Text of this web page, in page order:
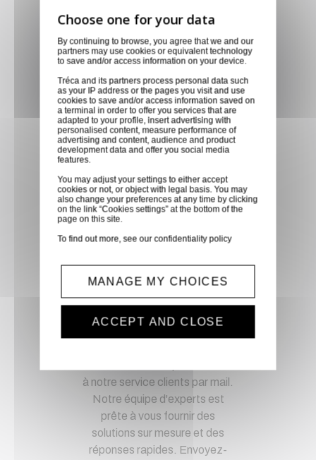
Livraison via GLS
Retirer vos produits
faites vous livrer chez vous ou
dans les points relais de notre
partenaire GLS, partout en
France métropolitaine et en
Europe entre 24h et 48h après
mise à disposition des produits
à notre transporteur.
Service client
à notre service clients par mail.
Notre équipe d'experts est
prête à vous fournir des
solutions sur mesure et des
réponses rapides. Envoyez-
By continuing to browse, you agree that we and our
partners may use cookies or equivalent technology
to save and/or access information on your device.
Tréca and its partners process personal data such
as your IP address or the pages you visit and use
cookies to save and/or access information saved on
a terminal in order to offer you services that are
adapted to your profile, insert advertising with
personalised content, measure performance of
advertising and content, audience and product
development data and offer you social media
features.
You may adjust your settings to either accept
cookies or not, or object with legal basis. You may
also change your preferences at any time by clicking
on the link “Cookies settings” at the bottom of the
page on this site.
To find out more, see ourconfidentiality policy
MANAGE MY CHOICES
ACCEPT AND CLOSE